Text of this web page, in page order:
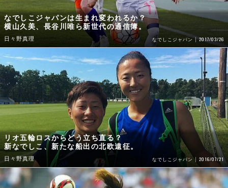
なでしこジャパンは生まれ変われるか？
横山久美、長谷川唯ら新世代の通信簿。
日々野真理 なでしこジャパン 2017/03/26
リオ五輪ロスからどう立ち直る？
新なでしこ、新たな船出の北欧遠征。
日々野真理 なでしこジャパン 2016/07/21